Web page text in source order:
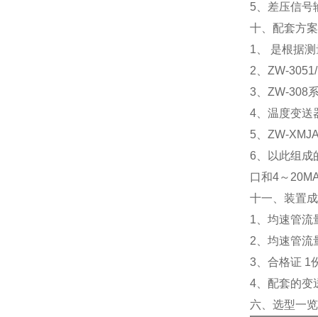
5、差压信号
十、配套方
1、 是根据
2、ZW-
3、ZW-308
4、温度变送
5、ZW-
6、以此组成
口和4～
十一、装置
1、均速管流
2、均速管流
3、合格证 1
4、配套的变
六、选型一